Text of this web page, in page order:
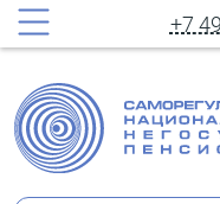
+7
Полное имя:
Организация: